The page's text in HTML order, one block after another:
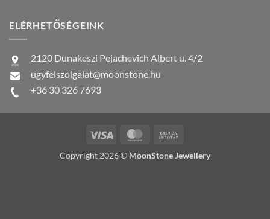
ELÉRHETŐSÉGEINK
2120 Dunakeszi Pejachevich Albert u. 4/2
ugyfelszolgalat@moonstone.hu
+36 30 326 7693
Visa MasterCard
Delivery
Copyright 2026 © MoonStone Jewellery